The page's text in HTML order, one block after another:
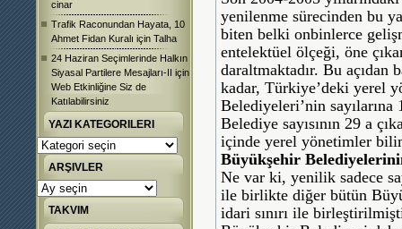
cinar
Trafik Raconundan Hayata, 10
Ahmet Fidan Kuralı için Talha
24 Haziran Seçimlerinde Halkın
Siyasal Partilere Mesajları-II için
Web Etkinliğine Siz de
Katılabilirsiniz
YAZI KATEGORILERI
Yazı
Kategorileri
ARŞIVLER
Arşivler
TAKVIM
yenilenme sürecinden bu
biten belki onbinlerce
entelektüel ölçeği, öne
daraltmaktadır. Bu açıdan
kadar, Türkiye’deki yerel
Belediyeleri’nin
Belediye sayısının 29 a
içinde yerel yönetimler
Büyükşehir
Ne var ki, yenilik sadece
ile birlikte diğer bütün
idari sınırı ile